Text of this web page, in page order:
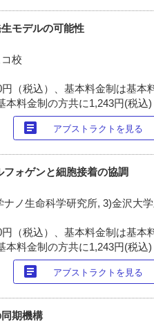
モデルの可能性
校
（税込）、基本料金制は基本
料金制の方共に1,243円(税込)
article アブストラクトを見る
ォゲンと細胞接着の協調
ノ生命科学研究所, 3)金沢大
（税込）、基本料金制は基本
料金制の方共に1,243円(税込)
article アブストラクトを見る
期機構